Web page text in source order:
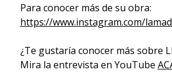
Para conocer más de su obra:
https://www.instagram.com/
¿Te gustaría conocer más sobre
Mira la entrevista en YouTube